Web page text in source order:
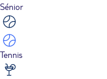
Sénior
Tennis